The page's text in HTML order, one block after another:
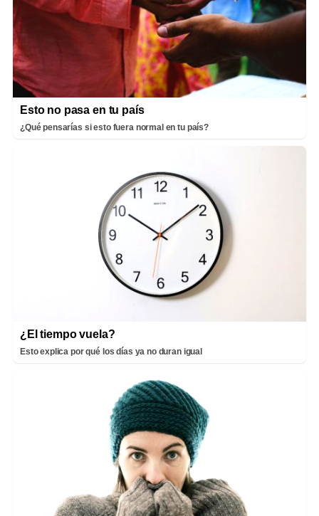
Esto no pasa en tu país
¿Qué pensarías si esto fuera normal en tu país?
¿El tiempo vuela?
Esto explica por qué los días ya no duran igual